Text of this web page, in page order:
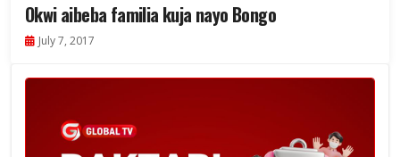
Okwi aibeba familia kuja nayo Bongo
July 7, 2017